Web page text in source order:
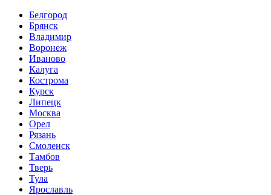
Белгород
Брянск
Владимир
Воронеж
Иваново
Калуга
Кострома
Курск
Липецк
Москва
Орел
Рязань
Смоленск
Тамбов
Тверь
Тула
Ярославль